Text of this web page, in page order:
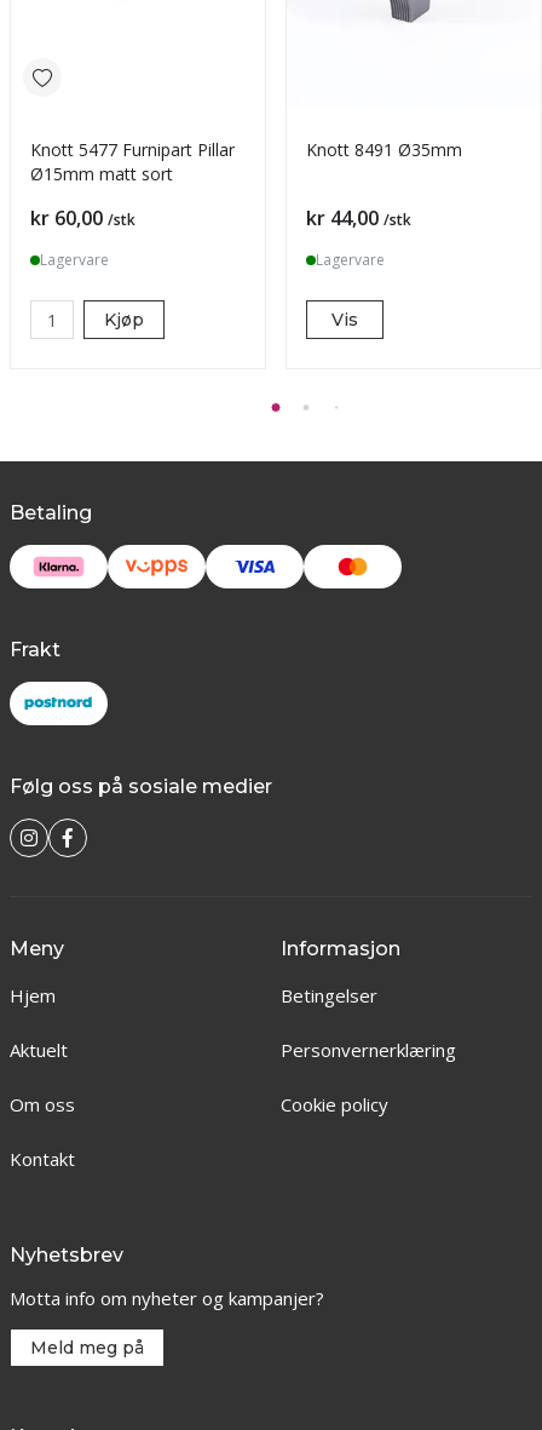
Knott 5477 Furnipart Pillar
Ø15mm matt sort
Pris
kr 60,00 /stk
Lagervare
Kjøp
Knott 8491 Ø35mm
Pris
kr 44,00 /stk
Lagervare
Vis
Betaling
Frakt
Følg oss på sosiale medier
Meny
Hjem
Aktuelt
Om oss
Kontakt
Informasjon
Betingelser
Personvernerklæring
Cookie policy
Nyhetsbrev
Motta info om nyheter og kampanjer?
Meld meg på